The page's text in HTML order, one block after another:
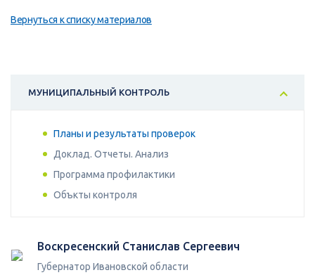
Вернуться к списку материалов
МУНИЦИПАЛЬНЫЙ КОНТРОЛЬ
Планы и результаты проверок
Доклад. Отчеты. Анализ
Программа профилактики
Объкты контроля
Воскресенский Станислав Сергеевич
Губернатор Ивановской области